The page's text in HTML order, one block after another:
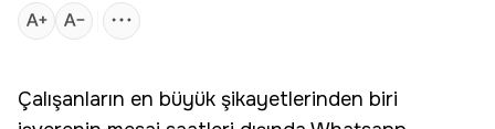
Çalışanların en büyük şikayetlerinden biri